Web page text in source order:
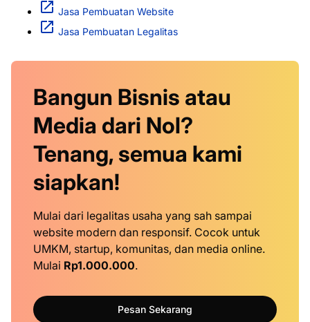
Jasa Pembuatan Website
Jasa Pembuatan Legalitas
Bangun Bisnis atau
Media dari Nol?
Tenang, semua kami
siapkan!
Mulai dari legalitas usaha yang sah sampai
website modern dan responsif. Cocok untuk
UMKM, startup, komunitas, dan media online.
Mulai Rp1.000.000.
Pesan Sekarang